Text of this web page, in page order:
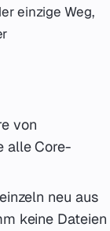
einzige Weg,
von
alle Core-
neu aus
keine Dateien